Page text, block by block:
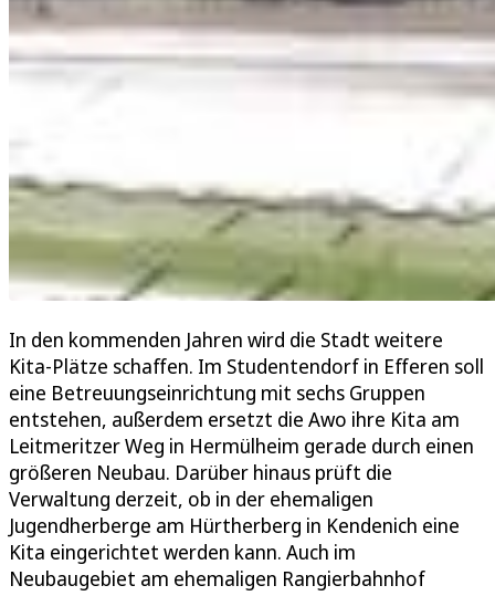
In den kommenden Jahren wird die Stadt weitere
Kita-Plätze schaffen. Im Studentendorf in Efferen soll
eine Betreuungseinrichtung mit sechs Gruppen
entstehen, außerdem ersetzt die Awo ihre Kita am
Leitmeritzer Weg in Hermülheim gerade durch einen
größeren Neubau. Darüber hinaus prüft die
Verwaltung derzeit, ob in der ehemaligen
Jugendherberge am Hürtherberg in Kendenich eine
Kita eingerichtet werden kann. Auch im
Neubaugebiet am ehemaligen Rangierbahnhof